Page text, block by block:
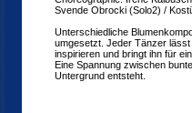
Svende Obrocki (Solo2) /
Unterschiedliche
umgesetzt. Jeder Tänzer
inspirieren und bringt ihn für
Eine Spannung zwischen
Untergrund entsteht.